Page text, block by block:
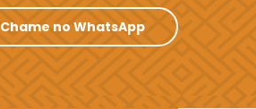
Chame no WhatsApp